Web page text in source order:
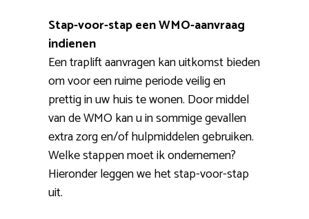
Stap-voor-stap een WMO-aanvraag
indienen
Een traplift aanvragen kan uitkomst bieden
om voor een ruime periode veilig en
prettig in uw huis te wonen. Door middel
van de WMO kan u in sommige gevallen
extra zorg en/of hulpmiddelen gebruiken.
Welke stappen moet ik ondernemen?
Hieronder leggen we het stap-voor-stap
uit.